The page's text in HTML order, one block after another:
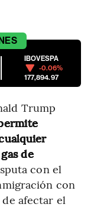
IBOVESPA
-0.06%
177,894.97
Trump
de
con el
con
afectar el